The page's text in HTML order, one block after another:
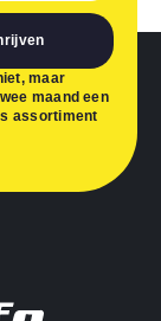
maar
maand een
assortiment